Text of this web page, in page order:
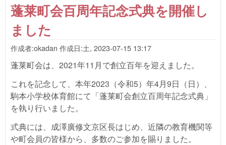
蓬莱町会百周年記念式典を開催し
ました
作成者:okadan 作成日:土, 2023-07-15 13:17
蓬莱町会は、2021年11月で創立百年を迎えました。
これを記念して、本年2023（令和5）年4月9日（日）、
駒本小学校体育館にて「蓬莱町会創立百周年記念式典」
を執り行いました。
式典には、成澤廣修文京区長はじめ、近隣の教育機関等
や町会員の皆様から、多数のご参加を賜りました。